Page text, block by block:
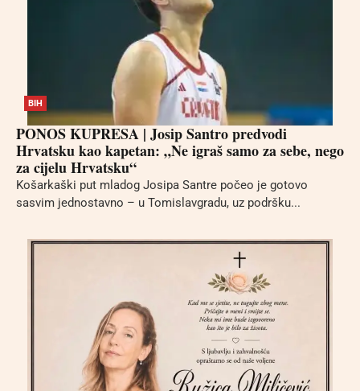
BIH
PONOS KUPRESA | Josip Santro predvodi
Hrvatsku kao kapetan: „Ne igraš samo za sebe, nego
za cijelu Hrvatsku“
Košarkaški put mladog Josipa Santre počeo je gotovo
sasvim jednostavno – u Tomislavgradu, uz podršku...